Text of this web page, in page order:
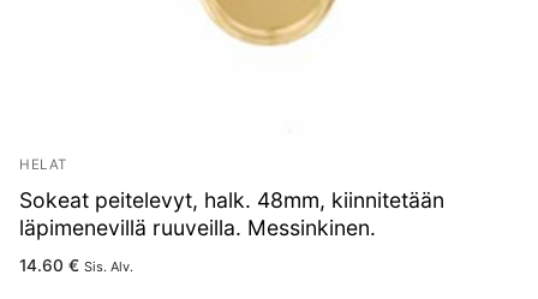
HELAT
Sokeat peitelevyt, halk. 48mm, kiinnitetään
läpimenevillä ruuveilla. Messinkinen.
14.60 € Sis. Alv.